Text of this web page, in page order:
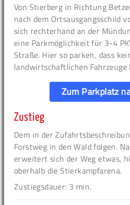
Von Stierberg in Richtung
nach dem Ortsausgangsschild
sich rechterhand an der
eine Parkmöglichkeit für 3-4
Straße. Hier so parken, dass
landwirtschaftlichen
Zum Parkplatz
Zustieg
Dem in der
Forstweg in den Wald folgen.
erweitert sich der Weg etwas,
oberhalb die Stierkampfarena.
Zustiegsdauer: 3 min.